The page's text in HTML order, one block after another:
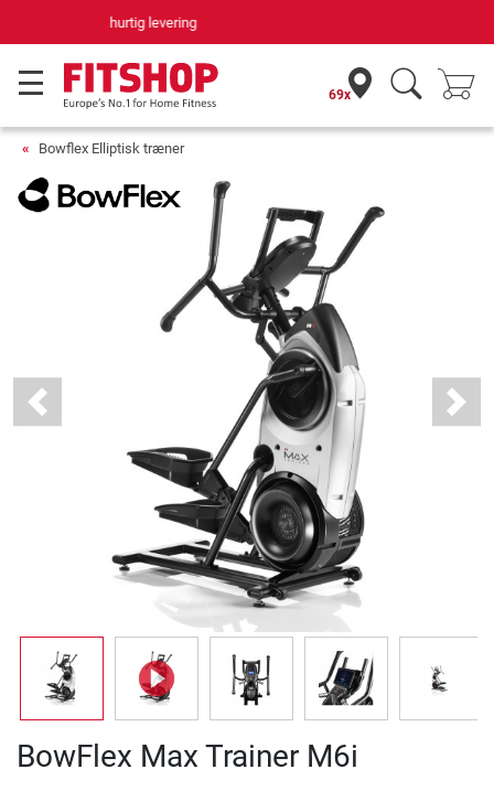
Din hjemmefitnessekspert gennem 42 år
69x
Bowflex Elliptisk træner
Previous Next
BowFlex Max Trainer M6i